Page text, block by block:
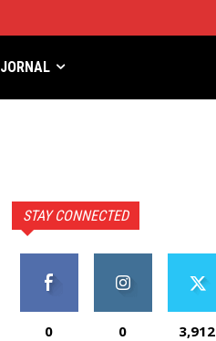
JORNAL
STAY CONNECTED
0 0 3,912